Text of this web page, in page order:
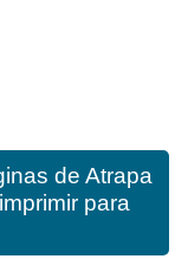
de Atrapa
para